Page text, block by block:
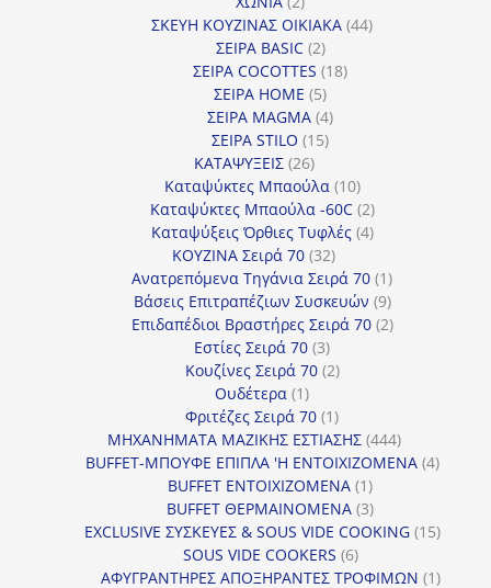
προϊόντα
ΣΚΕΥΗ ΚΟΥΖΙΝΑΣ ΟΙΚΙΑΚΑ 4444
ΣΕΙΡΑ BASIC 22
προϊόντα
ΣΕΙΡΑ COCOTTES 1818
ΣΕΙΡΑ HOME 55
προϊόντα
ΣΕΙΡΑ MAGMA 44
προϊόντα
ΣΕΙΡΑ STILO 1515
ΚΑΤΑΨΥΞΕΙΣ 2626
προϊόντα
Καταψύκτες Μπαούλα 1010
προϊόντα
Καταψύκτες Μπαούλα -60C 22
προϊόντα
Καταψύξεις Όρθιες Τυφλές 44
ΚΟΥΖΙΝΑ Σειρά 70 3232
προϊόντα
Ανατρεπόμενα Τηγάνια Σειρά 70 11
προϊόν
Βάσεις Επιτραπέζιων Συσκευών 99
προϊόντα
Επιδαπέδιοι Βραστήρες Σειρά 70 22
Εστίες Σειρά 70 33
προϊόντα
Κουζίνες Σειρά 70 22
Ουδέτερα 11
προϊόν
Φριτέζες Σειρά 70 11
προϊόν
ΜΗΧΑΝΗΜΑΤΑ ΜΑΖΙΚΗΣ ΕΣΤΙΑΣΗΣ 444444
προϊόντα
BUFFET-ΜΠΟΥΦΕ ΕΠΙΠΛΑ 'Η ΕΝΤΟΙΧΙΖΟΜΕΝΑ 44
BUFFET ΕΝΤΟΙΧΙΖΟΜΕΝΑ 11
προϊόν
BUFFET ΘΕΡΜΑΙΝΟΜΕΝΑ 33
προϊόντα
EXCLUSIVE ΣΥΣΚΕΥΕΣ & SOUS VIDE COOKING 1515
SOUS VIDE COOKERS 66
προϊόντα
ΑΦΥΓΡΑΝΤΗΡΕΣ ΑΠΟΞΗΡΑΝΤΕΣ ΤΡΟΦΙΜΩΝ 11